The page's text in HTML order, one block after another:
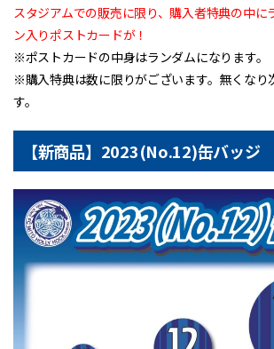
スタジアムでの販売に限り、購入者特典の中に
ン入りポストカードが！
※ポストカードの中身はランダムになります。
※購入特典は数に限りがございます。無くなり
す。
【新商品】2023(No.12)缶バッジ